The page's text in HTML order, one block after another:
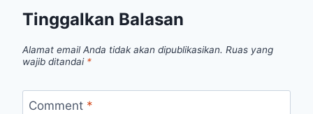
Tinggalkan Balasan
Alamat email Anda tidak akan dipublikasikan. Ruas yang
wajib ditandai *
Comment *